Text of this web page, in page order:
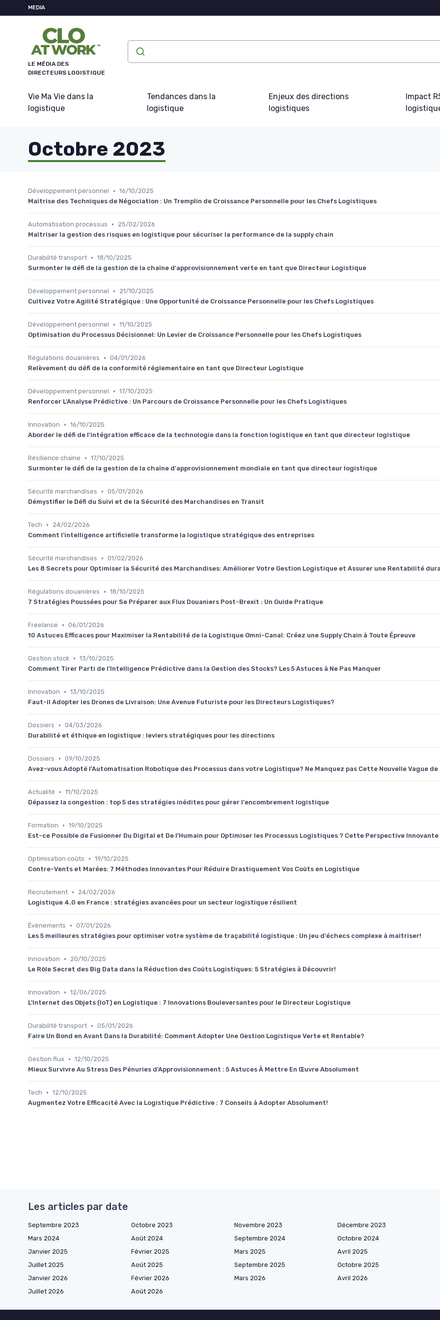
MEDIA
LE MÉDIA DES
DIRECTEURS LOGISTIQUE
Vie Ma Vie dans la
logistique
Tendances dans la
logistique
Enjeux des directions
logistiques
Impact
Octobre 2023
Développement personnel • 16/10/2025
Maîtrise des Techniques de Négociation : Un Tremplin de Croissance Personnelle pour les Chefs Logistiques
Automatisation processus •
25/02/2026
Maîtriser la gestion des risques en logistique pour sécuriser la performance de la supply chain
Durabilité transport • 18/10/2025
Surmonter le défi de la gestion de la chaîne d'approvisionnement verte en tant que Directeur Logistique
Développement personnel •
21/10/2025
Cultivez Votre Agilité Stratégique : Une Opportunité de Croissance Personnelle pour les Chefs Logistiques
Développement personnel • 11/10/2025
Optimisation du Processus Décisionnel: Un Levier de Croissance Personnelle pour les Chefs Logistiques
Régulations douanières • 04/01/2026
Relèvement du défi de la conformité réglementaire en tant que Directeur Logistique
Développement personnel • 17/10/2025
Renforcer L'Analyse Prédictive : Un Parcours de Croissance Personnelle pour les Chefs Logistiques
Innovation • 16/10/2025
Aborder le défi de l'intégration efficace de la technologie dans la fonction logistique en tant que directeur logistique
Résilience chaîne • 17/10/2025
Surmonter le défi de la gestion de la chaîne d'approvisionnement mondiale en tant que directeur logistique
Sécurité marchandises • 05/01/2026
Démystifier le Défi du Suivi et de la Sécurité des Marchandises en Transit
Tech •
24/02/2026
Comment l’intelligence artificielle transforme la logistique stratégique des entreprises
Sécurité marchandises • 01/02/2026
Les 8 Secrets pour Optimiser la Sécurité des Marchandises: Améliorer Votre Gestion Logistique et Assurer une Rentabilité
Régulations douanières • 18/10/2025
7 Stratégies Poussées pour Se Préparer aux Flux Douaniers Post-Brexit : Un Guide Pratique
Freelance • 06/01/2026
10 Astuces Efficaces pour Maximiser la Rentabilité de la Logistique Omni-Canal: Créez une Supply Chain à Toute Épreuve
Gestion stock • 13/10/2025
Comment Tirer Parti de l'Intelligence Prédictive dans la Gestion des Stocks? Les 5 Astuces à Ne Pas Manquer
Innovation • 13/10/2025
Faut-il Adopter les Drones de Livraison: Une Avenue Futuriste pour les Directeurs Logistiques?
Dossiers • 04/03/2026
Durabilité et éthique en logistique : leviers stratégiques pour les directions
Dossiers • 09/10/2025
Avez-vous Adopté l'Automatisation Robotique des Processus dans votre Logistique? Ne Manquez pas Cette Nouvelle Vague
Actualité • 11/10/2025
Dépassez la congestion : top 5 des stratégies inédites pour gérer l'encombrement logistique
Formation • 19/10/2025
Est-ce Possible de Fusionner Du Digital et De l'Humain pour Optimiser les Processus Logistiques ? Cette Perspective Innovante
Optimisation coûts • 19/10/2025
Contre-Vents et Marées: 7 Méthodes Innovantes Pour Réduire Drastiquement Vos Coûts en Logistique
Recrutement •
24/02/2026
Logistique 4.0 en France : stratégies avancées pour un secteur logistique résilient
Évènements • 07/01/2026
Les 5 meilleures stratégies pour optimiser votre système de traçabilité logistique : Un jeu d'échecs complexe à maîtriser!
Innovation •
20/10/2025
Le Rôle Secret des Big Data dans la Réduction des Coûts Logistiques: 5 Stratégies à Découvrir!
Innovation • 12/06/2025
L'Internet des Objets (IoT) en Logistique : 7 Innovations Bouleversantes pour le Directeur Logistique
Durabilité transport • 05/01/2026
Faire Un Bond en Avant Dans la Durabilité: Comment Adopter Une Gestion Logistique Verte et Rentable?
Gestion flux • 12/10/2025
Mieux Survivre Au Stress Des Pénuries d'Approvisionnement : 5 Astuces À Mettre En Œuvre Absolument
Tech • 12/10/2025
Augmentez Votre Efficacité Avec la Logistique Prédictive : 7 Conseils à Adopter Absolument!
Les articles par date
Septembre 2023 Octobre 2023 Novembre 2023
Décembre 2023
Mars 2024
Août 2024 Septembre 2024
Octobre 2024
Janvier 2025
Février 2025 Mars 2025
Avril 2025
Juillet 2025
Août 2025 Septembre 2025
Octobre 2025
Janvier 2026
Février 2026 Mars 2026
Avril 2026
Juillet 2026
Août 2026
Panneau de gestion des cookies